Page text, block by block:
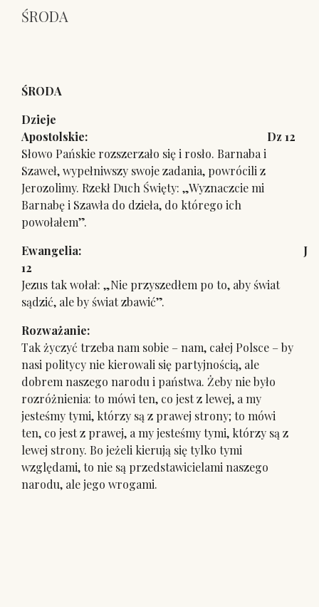
ŚRODA
ŚRODA
Dzieje
Apostolskie: Dz 12
Słowo Pańskie rozszerzało się i rosło. Barnaba i
Szaweł, wypełniwszy swoje zadania, powrócili z
Jerozolimy. Rzekł Duch Święty: „Wyznaczcie mi
Barnabę i Szawła do dzieła, do którego ich
powołałem”.
Ewangelia: J
12
Jezus tak wołał: „Nie przyszedłem po to, aby świat
sądzić, ale by świat zbawić”.
Rozważanie:
Tak życzyć trzeba nam sobie – nam, całej Polsce – by
nasi politycy nie kierowali się partyjnością, ale
dobrem naszego narodu i państwa. Żeby nie było
rozróżnienia: to mówi ten, co jest z lewej, a my
jesteśmy tymi, którzy są z prawej strony; to mówi
ten, co jest z prawej, a my jesteśmy tymi, którzy są z
lewej strony. Bo jeżeli kierują się tylko tymi
względami, to nie są przedstawicielami naszego
narodu, ale jego wrogami.